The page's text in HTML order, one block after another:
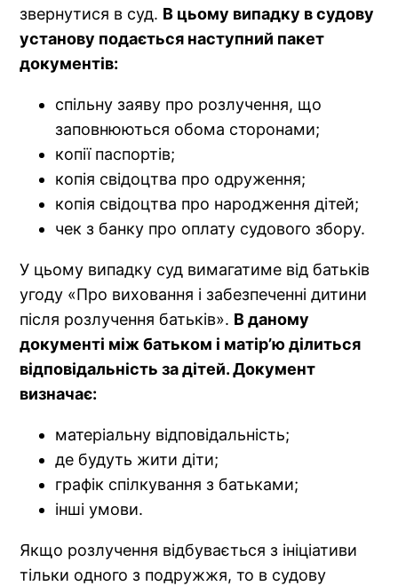
звернутися в суд. В цьому випадку в судову
установу подається наступний пакет
документів:
спільну заяву про розлучення, що
заповнюються обома сторонами;
копії паспортів;
копія свідоцтва про одруження;
копія свідоцтва про народження дітей;
чек з банку про оплату судового збору.
У цьому випадку суд вимагатиме від батьків
угоду «Про виховання і забезпеченні дитини
після розлучення батьків». В даному
документі між батьком і матір’ю ділиться
відповідальність за дітей. Документ
визначає:
матеріальну відповідальність;
де будуть жити діти;
графік спілкування з батьками;
інші умови.
Якщо розлучення відбувається з ініціативи
тільки одного з подружжя, то в судову